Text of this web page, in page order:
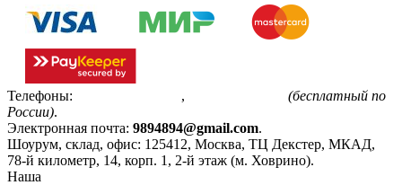
Телефоны: ,
(бесплатный по
России).
Электронная почта: 9894894@gmail.com.
Шоурум, склад, офис: 125412, Москва, ТЦ Декстер, МКАД,
78-й километр, 14, корп. 1, 2-й этаж (м. Ховрино).
Наша